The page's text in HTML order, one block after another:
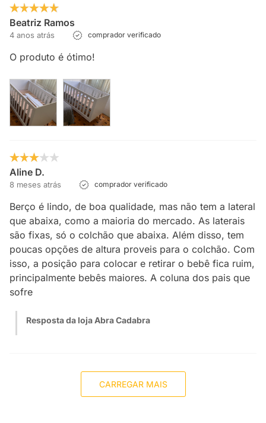
Beatriz Ramos
4 anos atrás comprador verificado
O produto é ótimo!
Aline D.
8 meses atrás comprador verificado
Berço é lindo, de boa qualidade, mas não tem a lateral
que abaixa, como a maioria do mercado. As laterais
são fixas, só o colchão que abaixa. Além disso, tem
poucas opções de altura proveis para o colchão. Com
isso, a posição para colocar e retirar o bebê fica ruim,
principalmente bebês maiores. A coluna dos pais que
sofre
Resposta da loja Abra Cadabra
CARREGAR MAIS